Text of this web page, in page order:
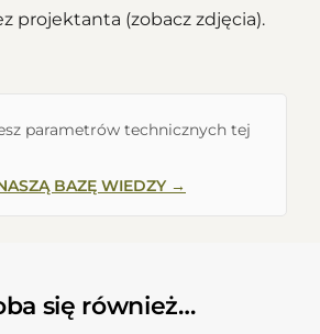
projektanta (zobacz zdjęcia).
parametrów technicznych tej
BAZĘ WIEDZY →
się również…